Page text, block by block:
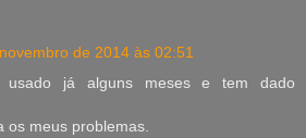
de 2014 às 02:51
usado já alguns meses e tem dado
os meus problemas.